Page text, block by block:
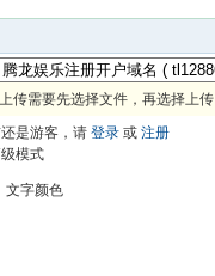
传需要先选择文件，再选择上传
是游客，请 登录 或 注册
模式
文字颜色